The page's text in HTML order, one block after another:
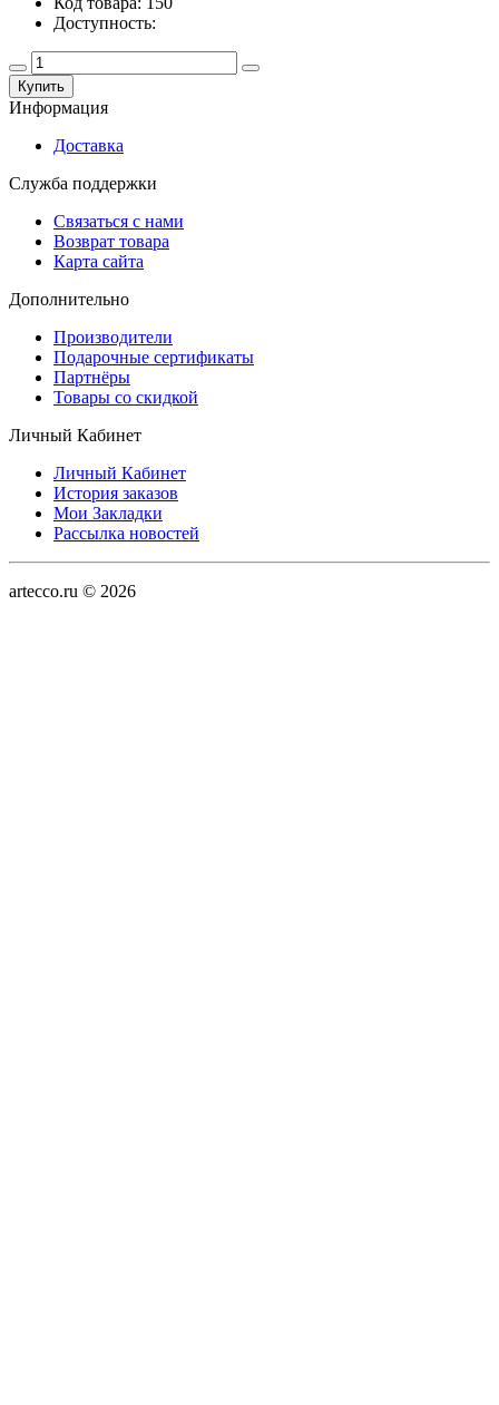
Доступность:
Купить
Информация
Доставка
Служба поддержки
Связаться с нами
Возврат товара
Карта сайта
Дополнительно
Производители
Подарочные сертификаты
Партнёры
Товары со скидкой
Личный Кабинет
Личный Кабинет
История заказов
Мои Закладки
Рассылка новостей
artecco.ru © 2026